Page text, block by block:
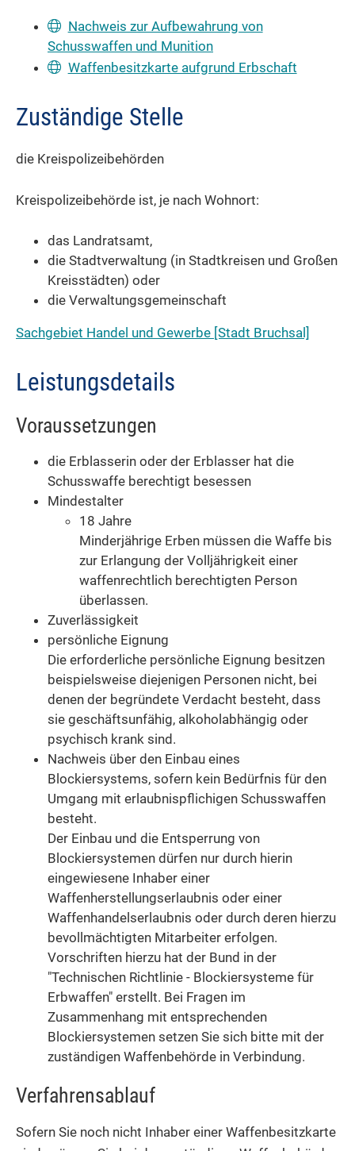
Nachweis zur Aufbewahrung von
Schusswaffen und Munition
Waffenbesitzkarte aufgrund Erbschaft
Zuständige Stelle
die Kreispolizeibehörden
Kreispolizeibehörde ist, je nach Wohnort:
das Landratsamt,
die Stadtverwaltung (in Stadtkreisen und Großen
Kreisstädten) oder
die Verwaltungsgemeinschaft
Sachgebiet Handel und Gewerbe [Stadt Bruchsal]
Leistungsdetails
Voraussetzungen
die Erblasserin oder der Erblasser hat die
Schusswaffe berechtigt besessen
Mindestalter
18 Jahre
Minderjährige Erben müssen die Waffe bis
zur Erlangung der Volljährigkeit einer
waffenrechtlich berechtigten Person
überlassen.
Zuverlässigkeit
persönliche Eignung
Die erforderliche persönliche Eignung besitzen
beispielsweise diejenigen Personen nicht, bei
denen der begründete Verdacht besteht, dass
sie geschäftsunfähig, alkoholabhängig oder
psychisch krank sind.
Nachweis über den Einbau eines
Blockiersystems, sofern kein Bedürfnis für den
Umgang mit erlaubnispflichigen Schusswaffen
besteht.
Der Einbau und die Entsperrung von
Blockiersystemen dürfen nur durch hierin
eingewiesene Inhaber einer
Waffenherstellungserlaubnis oder einer
Waffenhandelserlaubnis oder durch deren hierzu
bevollmächtigten Mitarbeiter erfolgen.
Vorschriften hierzu hat der Bund in der
"Technischen Richtlinie - Blockiersysteme für
Erbwaffen" erstellt. Bei Fragen im
Zusammenhang mit entsprechenden
Blockiersystemen setzen Sie sich bitte mit der
zuständigen Waffenbehörde in Verbindung.
Verfahrensablauf
Sofern Sie noch nicht Inhaber einer Waffenbesitzkarte